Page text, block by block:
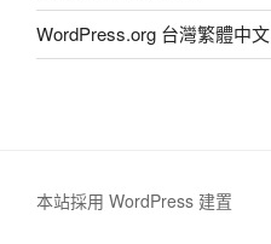
WordPress.org 台灣繁體中文
本站採用 WordPress 建置